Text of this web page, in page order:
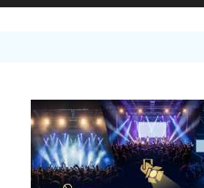
Torihaku
Lähetä tapahtuman tiedot